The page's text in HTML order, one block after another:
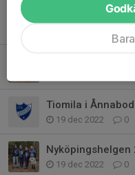
Gubben och
Tiomila i
19 dec 2022 0
Nyköpingshelgen
19 dec 2022 0